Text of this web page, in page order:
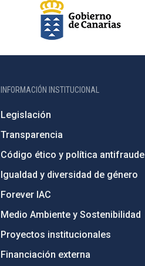
INFORMACIÓN INSTITUCIONAL
Legislación
Transparencia
Código ético y política antifraude
Igualdad y diversidad de género
Forever IAC
Medio Ambiente y Sostenibilidad
Proyectos institucionales
Financiación externa